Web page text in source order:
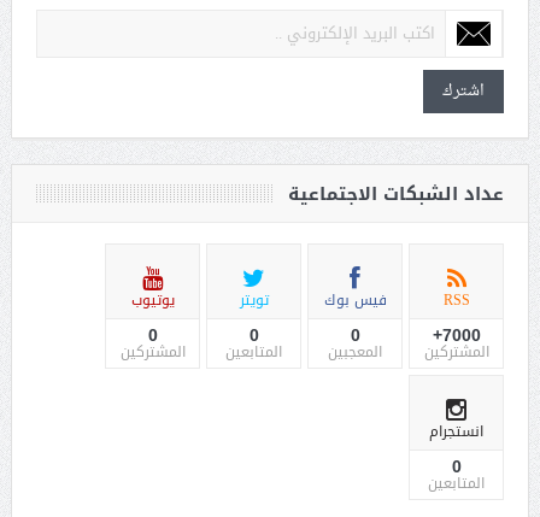
اشترك
عداد الشبكات الاجتماعية
RSS
7000+
المشتركين
فيس بوك
0
المعجبين
تويتر
0
المتابعين
يوتيوب
0
المشتركين
انستجرام
0
المتابعين